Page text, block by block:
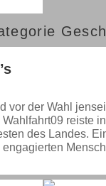
vor der Wahl
reiste
des Landes.